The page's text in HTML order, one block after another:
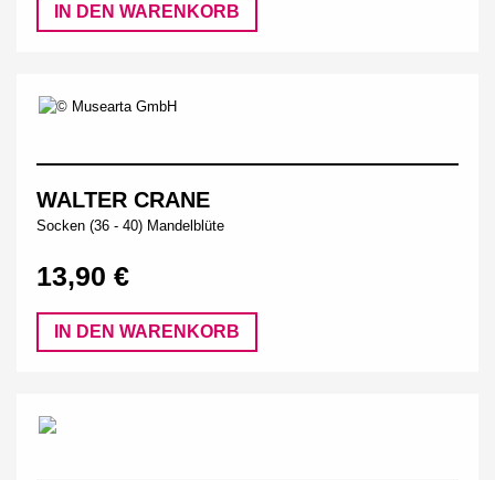
IN DEN WARENKORB
WALTER CRANE
Socken (36 - 40) Mandelblüte
13,90 €
IN DEN WARENKORB